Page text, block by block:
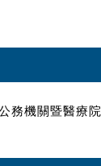
務機關暨醫療院